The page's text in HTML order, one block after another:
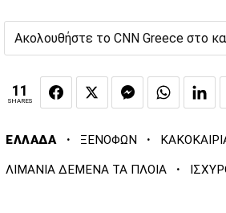
Ακολουθήστε το CNN Greece στο
11
SHARES
ΕΛΛΑΔΑ · ΞΕΝΟΦΩΝ ·
ΛΙΜΑΝΙΑ ΔΕΜΕΝΑ ΤΑ ΠΛΟΙΑ ·